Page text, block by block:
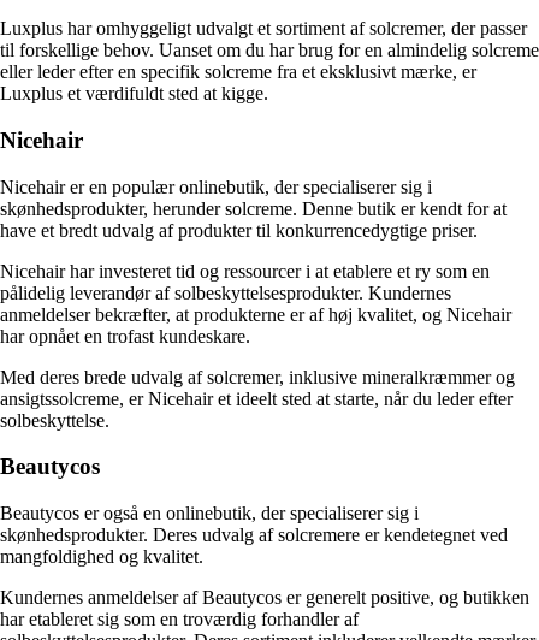
Luxplus har omhyggeligt udvalgt et sortiment af solcremer, der passer
til forskellige behov. Uanset om du har brug for en almindelig solcreme
eller leder efter en specifik solcreme fra et eksklusivt mærke, er
Luxplus et værdifuldt sted at kigge.
Nicehair
Nicehair er en populær onlinebutik, der specialiserer sig i
skønhedsprodukter, herunder solcreme. Denne butik er kendt for at
have et bredt udvalg af produkter til konkurrencedygtige priser.
Nicehair har investeret tid og ressourcer i at etablere et ry som en
pålidelig leverandør af solbeskyttelsesprodukter. Kundernes
anmeldelser bekræfter, at produkterne er af høj kvalitet, og Nicehair
har opnået en trofast kundeskare.
Med deres brede udvalg af solcremer, inklusive mineralkræmmer og
ansigtssolcreme, er Nicehair et ideelt sted at starte, når du leder efter
solbeskyttelse.
Beautycos
Beautycos er også en onlinebutik, der specialiserer sig i
skønhedsprodukter. Deres udvalg af solcremere er kendetegnet ved
mangfoldighed og kvalitet.
Kundernes anmeldelser af Beautycos er generelt positive, og butikken
har etableret sig som en troværdig forhandler af